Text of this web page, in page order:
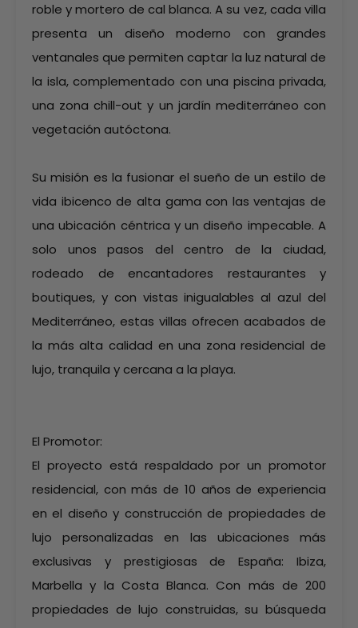
roble y mortero de cal blanca. A su vez, cada villa
presenta un diseño moderno con grandes
ventanales que permiten captar la luz natural de
la isla, complementado con una piscina privada,
una zona chill-out y un jardín mediterráneo con
vegetación autóctona.
Su misión es la fusionar el sueño de un estilo de
vida ibicenco de alta gama con las ventajas de
una ubicación céntrica y un diseño impecable. A
solo unos pasos del centro de la ciudad,
rodeado de encantadores restaurantes y
boutiques, y con vistas inigualables al azul del
Mediterráneo, estas villas ofrecen acabados de
la más alta calidad en una zona residencial de
lujo, tranquila y cercana a la playa.
El Promotor:
El proyecto está respaldado por un promotor
residencial, con más de 10 años de experiencia
en el diseño y construcción de propiedades de
lujo personalizadas en las ubicaciones más
exclusivas y prestigiosas de España: Ibiza,
Marbella y la Costa Blanca. Con más de 200
propiedades de lujo construidas, su búsqueda